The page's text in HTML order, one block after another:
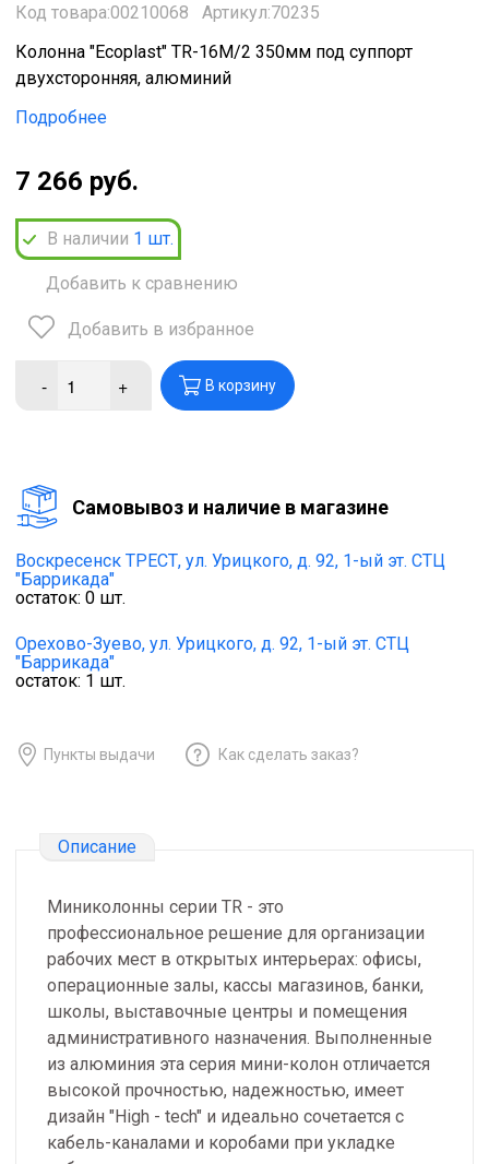
Код товара:00210068
Артикул:70235
Колонна "Ecoplast" TR-16M/2 350мм под суппорт
двухсторонняя, алюминий
Подробнее
7 266 руб.
В наличии 1 шт.
Добавить к сравнению
Добавить в избранное
- + В корзину
Cамовывоз и наличие в магазине
Воскресенск ТРЕСТ, ул. Урицкого, д. 92, 1-ый эт. СТЦ
"Баррикада"
остаток: 0 шт.
Орехово-Зуево, ул. Урицкого, д. 92, 1-ый эт. СТЦ
"Баррикада"
остаток: 1 шт.
Пункты выдачи Как сделать заказ?
Описание
Миниколонны серии TR - это
профессиональное решение для организации
рабочих мест в открытых интерьерах: офисы,
операционные залы, кассы магазинов, банки,
школы, выставочные центры и помещения
административного назначения. Выполненные
из алюминия эта серия мини-колон отличается
высокой прочностью, надежностью, имеет
дизайн "High - tech" и идеально сочетается с
кабель-каналами и коробами при укладке